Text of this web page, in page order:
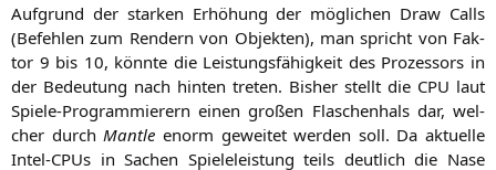
Auf­grund der star­ken Erhö­hung der mög­li­chen Draw Calls
(Befeh­len zum Ren­dern von Objek­ten), man spricht von Fak­
tor 9 bis 10, könn­te die Leis­tungs­fä­hig­keit des Pro­zes­sors in
der Bedeu­tung nach hin­ten tre­ten. Bis­her stellt die CPU laut
Spie­le-Pro­gram­mie­rern einen gro­ßen Fla­schen­hals dar, wel­
cher durch Man­t­le enorm gewei­tet wer­den soll. Da aktu­el­le
Intel-CPUs in Sachen Spiele­leis­tung teils deut­lich die Nase